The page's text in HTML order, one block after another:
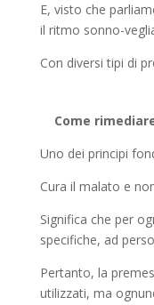
E, visto che
il ritmo sonno-
Con diversi tipi di
Come
Uno dei principi
Cura il malato e
Significa che per
specifiche, ad
Pertanto, la
utilizzati, ma